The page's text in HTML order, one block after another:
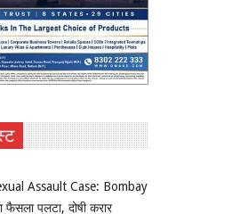
Assault Case: Bombay
पलटा, दोषी करार